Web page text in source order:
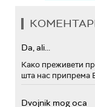
Da, ali...
Како преживети
шта нас припрема
Dvojnik mog oca